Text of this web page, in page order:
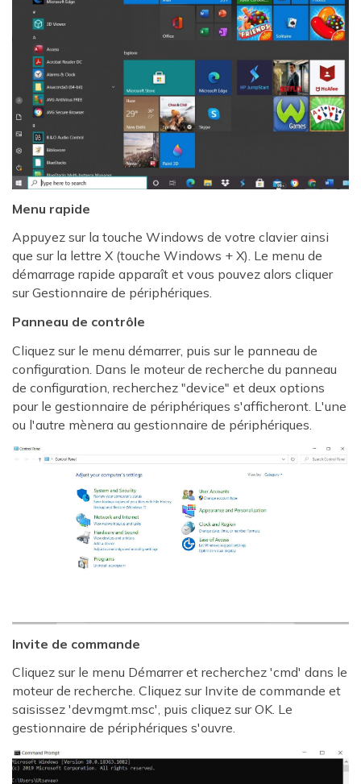
Menu rapide
Appuyez sur la touche Windows de votre clavier ainsi
que sur la lettre X (touche Windows + X). Le menu de
démarrage rapide apparaît et vous pouvez alors cliquer
sur Gestionnaire de périphériques.
Panneau de contrôle
Cliquez sur le menu démarrer, puis sur le panneau de
configuration. Dans le moteur de recherche du panneau
de configuration, recherchez "device" et deux options
pour le gestionnaire de périphériques s'afficheront. L'une
ou l'autre mènera au gestionnaire de périphériques.
Invite de commande
Cliquez sur le menu Démarrer et recherchez 'cmd' dans le
moteur de recherche. Cliquez sur Invite de commande et
saisissez 'devmgmt.msc', puis cliquez sur OK. Le
gestionnaire de périphériques s'ouvre.